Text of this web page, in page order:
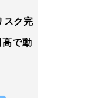
スク完
高で動